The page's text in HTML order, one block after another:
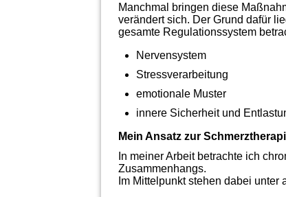
Manchmal bringen diese
verändert sich. Der Grund dafür
gesamte Regulationssystem
Nervensystem
Stressverarbeitung
emotionale Muster
innere Sicherheit und
Mein Ansatz zur
In meiner Arbeit betrachte ich
Zusammenhangs.
Im Mittelpunkt stehen dabei unter